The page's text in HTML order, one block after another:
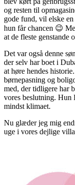
og resten til
gode fund, vil elske
hun får chancen 😉
at de fleste genstande
Det var også denne
der selv har boet i
at høre hendes
børnepasning og
med, der tidligere har
vores beslutning. Hun
mindst klimaet.
Nu glæder jeg mig
uge i vores dejlige